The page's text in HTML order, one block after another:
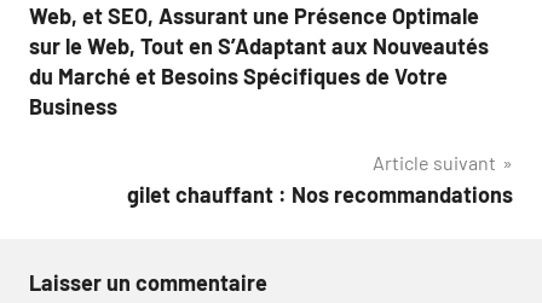
Web, et SEO, Assurant une Présence Optimale
sur le Web, Tout en S’Adaptant aux Nouveautés
du Marché et Besoins Spécifiques de Votre
Business
Article suivant
gilet chauffant : Nos recommandations
Laisser un commentaire